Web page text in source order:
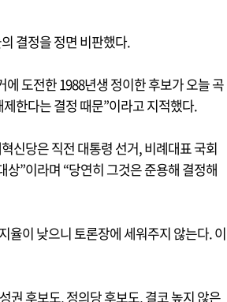
결정을 정면 비판했다.
도전한 1988년생 정이한 후보가 오늘 곡
한다는 결정 때문”이라고 지적했다.
신당은 직전 대통령 선거, 비례대표 국회
”이라며 “당연히 그것은 준용해 결정해
율이 낮으니 토론장에 세워주지 않는다. 이
권 후보도, 정의당 후보도, 결코 높지 않은